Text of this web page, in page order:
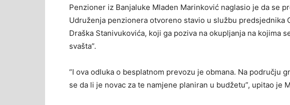
Penzioner iz Banjaluke Mladen Marinković naglasio je da se
Udruženja penzionera otvoreno stavio u službu predsjednika
Draška Stanivukovića, koji ga poziva na okupljanja na kojima
svašta”.
“I ova odluka o besplatnom prevozu je obmana. Na području
se da li je novac za te namjene planiran u budžetu”, upitao je